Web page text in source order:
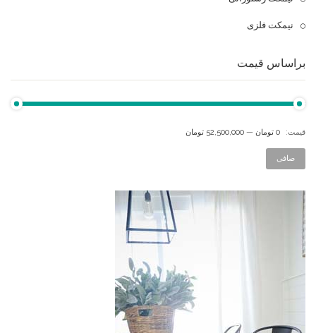
نیمکت فلزی
براساس قیمت
صافی
قيمت: 0 تومان — 52,500,000 تومان